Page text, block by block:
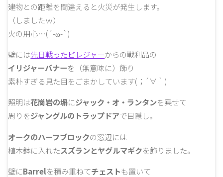
建物との距離を間違えると火災が発生します。
（しましたｗ）
火の用心…(´-ω-`)
壁には先日戦ったピレジャーからの戦利品の
イリジャーバナーを（無意味に）飾り
素朴すぎる見た目をごまかしています(；´∀｀)
照明は花崗岩の塀にジャック・オ・ランタンを乗せて
周りをジャングルのトラップドアで目隠し。
オークのハーフブロックの窓辺には
植木鉢に入れたスズランとヤグルマギクを飾りました。
壁にBarrelを積み重ねてチェストも置いて